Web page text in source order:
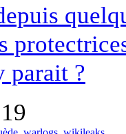
parait ?
19